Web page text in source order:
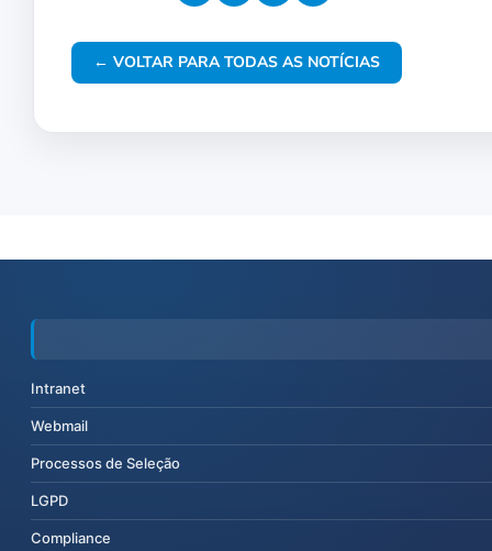
← VOLTAR PARA TODAS AS NOTÍCIAS
Intranet
Webmail
Processos de Seleção
LGPD
Compliance